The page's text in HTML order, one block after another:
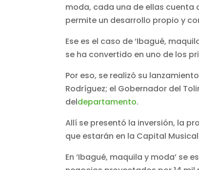
moda, cada una de ellas cuenta
permite un desarrollo propio y
Ese es el caso de ‘Ibagué,
se ha convertido en uno de los
Por eso, se realizó su
Rodríguez; el Gobernador del
deldepartamento.
Allí se presentó la inversión, la
que estarán en la Capital
En ‘Ibagué, maquila y moda’ se